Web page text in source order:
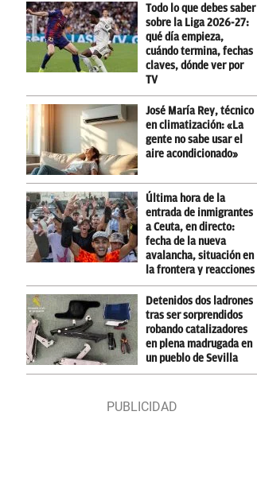
Todo lo que debes saber
sobre la Liga 2026-27:
qué día empieza,
cuándo termina, fechas
claves, dónde ver por
TV
José María Rey, técnico
en climatización: «La
gente no sabe usar el
aire acondicionado»
Última hora de la
entrada de inmigrantes
a Ceuta, en directo:
fecha de la nueva
avalancha, situación en
la frontera y reacciones
Detenidos dos ladrones
tras ser sorprendidos
robando catalizadores
en plena madrugada en
un pueblo de Sevilla